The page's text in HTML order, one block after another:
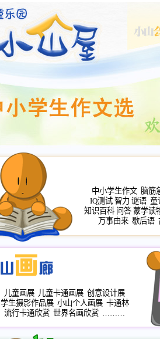
中小学生作文 脑筋
IQ测试 智力 谜语 童
知识百科 问答 蒙学读
万事由来 歇后语
儿童画展 儿童卡通画展 创意设计展
学生摄影作品展 小山个人画展 卡通林
流行卡通欣赏 世界名画欣赏 ………